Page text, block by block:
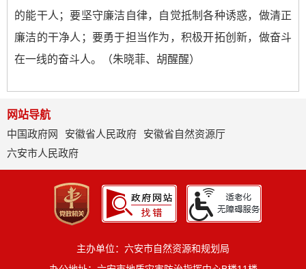
的能干人；要坚守廉洁自律，自觉抵制各种诱惑，做清正
廉洁的干净人；要勇于担当作为，积极开拓创新，做奋斗
在一线的奋斗人。（朱晓菲、胡醒醒）
网站导航
中国政府网
安徽省人民政府
安徽省自然资源厅
六安市人民政府
主办单位：六安市自然资源和规划局